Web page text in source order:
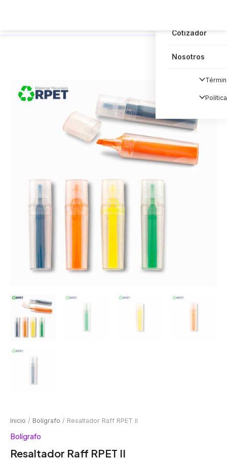
Cotizador
Nosotros
Inicio / Bolígrafo / Resaltador Raff RPET II
Bolígrafo
Resaltador Raff RPET II